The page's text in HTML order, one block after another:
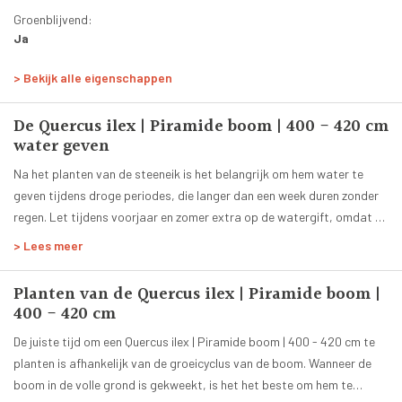
Groenblijvend:
Ja
Piramide
18 jaar
Stamomtrek:
20-25 cm
Breedte vorm:
90 cm
Hoogte begin takken:
Totale hoogte:
400 - 420 cm
Groen
Planttijd:
> Bekijk alle eigenschappen
De Quercus ilex | Piramide boom | 400 - 420 cm
water geven
Na het planten van de steeneik is het belangrijk om hem water te
geven tijdens droge periodes, die langer dan een week duren zonder
regen. Let tijdens voorjaar en zomer extra op de watergift, omdat de
> Lees meer
Planten van de Quercus ilex | Piramide boom |
400 - 420 cm
De juiste tijd om een Quercus ilex | Piramide boom | 400 - 420 cm te
planten is afhankelijk van de groeicyclus van de boom. Wanneer de
boom in de volle grond is gekweekt, is het het beste om hem te